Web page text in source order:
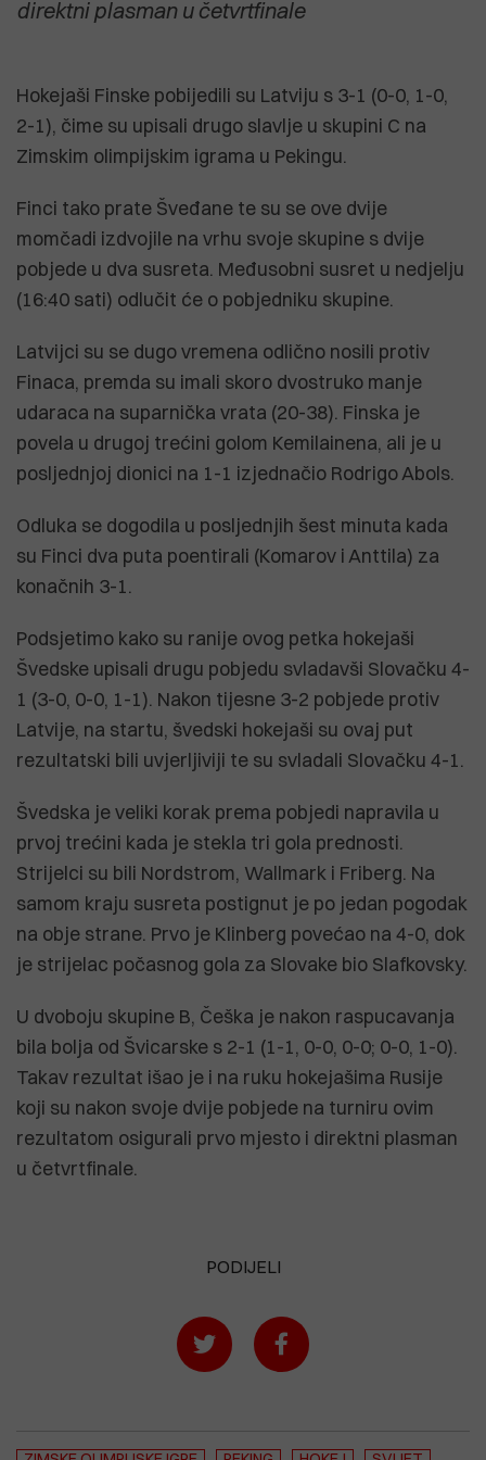
direktni plasman u četvrtfinale
Hokejaši Finske pobijedili su Latviju s 3-1 (0-0, 1-0,
2-1), čime su upisali drugo slavlje u skupini C na
Zimskim olimpijskim igrama u Pekingu.
Finci tako prate Šveđane te su se ove dvije
momčadi izdvojile na vrhu svoje skupine s dvije
pobjede u dva susreta. Međusobni susret u nedjelju
(16:40 sati) odlučit će o pobjedniku skupine.
Latvijci su se dugo vremena odlično nosili protiv
Finaca, premda su imali skoro dvostruko manje
udaraca na suparnička vrata (20-38). Finska je
povela u drugoj trećini golom Kemilainena, ali je u
posljednjoj dionici na 1-1 izjednačio Rodrigo Abols.
Odluka se dogodila u posljednjih šest minuta kada
su Finci dva puta poentirali (Komarov i Anttila) za
konačnih 3-1.
Podsjetimo kako su ranije ovog petka hokejaši
Švedske upisali drugu pobjedu svladavši Slovačku 4-
1 (3-0, 0-0, 1-1). Nakon tijesne 3-2 pobjede protiv
Latvije, na startu, švedski hokejaši su ovaj put
rezultatski bili uvjerljiviji te su svladali Slovačku 4-1.
Švedska je veliki korak prema pobjedi napravila u
prvoj trećini kada je stekla tri gola prednosti.
Strijelci su bili Nordstrom, Wallmark i Friberg. Na
samom kraju susreta postignut je po jedan pogodak
na obje strane. Prvo je Klinberg povećao na 4-0, dok
je strijelac počasnog gola za Slovake bio Slafkovsky.
U dvoboju skupine B, Češka je nakon raspucavanja
bila bolja od Švicarske s 2-1 (1-1, 0-0, 0-0; 0-0, 1-0).
Takav rezultat išao je i na ruku hokejašima Rusije
koji su nakon svoje dvije pobjede na turniru ovim
rezultatom osigurali prvo mjesto i direktni plasman
u četvrtfinale.
PODIJELI